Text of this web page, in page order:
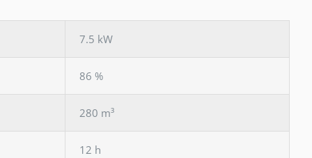
7.5 kW
86 %
280 m³
12 h